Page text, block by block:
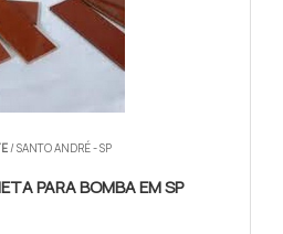
/ SANTO ANDRÉ - SP
PARA BOMBA EM SP